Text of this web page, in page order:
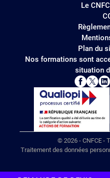
Le
Plan du
Nos formations sont
situation
© 2026 - CNFCE -
Traitement des données